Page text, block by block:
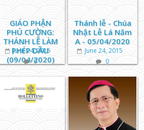
GIÁO PHẬN
PHÚ CƯỜNG:
THÁNH LỄ LÀM
PHÉP DẦU
(09/04/2020)
June 24, 2015
0
Thánh lễ - Chúa
Nhật Lễ Lá Năm
A - 05/04/2020
June 24, 2015
0